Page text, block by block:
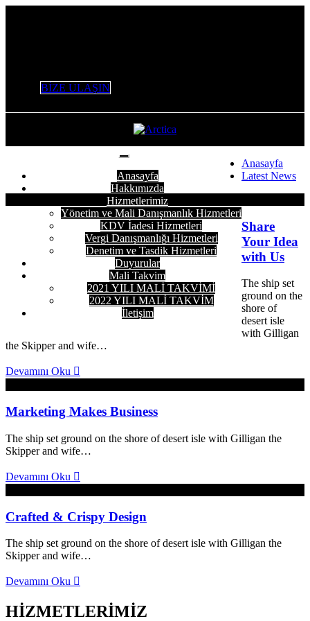
BİZE ULAŞIN
Anasayfa
Hakkımızda
Hizmetlerimiz
Yönetim ve Mali Danışmanlık Hizmetleri
KDV İadesi Hizmetleri
Vergi Danışmanlığı Hizmetleri
Denetim ve Tasdik Hizmetleri
Duyurular
Mali Takvim
2021 YILI MALİ TAKVİMİ
2022 YILI MALİ TAKVİM
İletişim
Anasayfa
Latest News
Share
Your Idea
with Us
The ship set
ground on the
shore of
desert isle
with Gilligan
the Skipper and wife…
Devamını Oku
Marketing Makes Business
The ship set ground on the shore of desert isle with Gilligan the
Skipper and wife…
Devamını Oku
Crafted & Crispy Design
The ship set ground on the shore of desert isle with Gilligan the
Skipper and wife…
Devamını Oku
HİZMETLERİMİZ